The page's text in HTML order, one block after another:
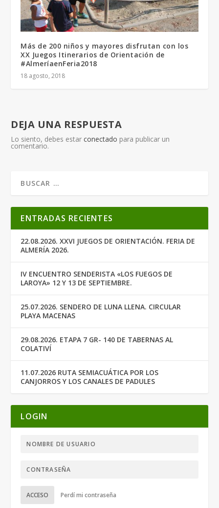
Más de 200 niños y mayores disfrutan con los
XX Juegos Itinerarios de Orientación de
#AlmeríaenFeria2018
18 agosto, 2018
DEJA UNA RESPUESTA
Lo siento, debes estarconectado para publicar un
comentario.
ENTRADAS RECIENTES
22.08.2026. XXVI JUEGOS DE ORIENTACIÓN. FERIA DE
ALMERÍA 2026.
IV ENCUENTRO SENDERISTA «LOS FUEGOS DE
LAROYA» 12 Y 13 DE SEPTIEMBRE.
25.07.2026. SENDERO DE LUNA LLENA. CIRCULAR
PLAYA MACENAS
29.08.2026. ETAPA 7 GR- 140 DE TABERNAS AL
COLATIVÍ
11.07.2026 RUTA SEMIACUÁTICA POR LOS
CANJORROS Y LOS CANALES DE PADULES
LOGIN
ACCESO Perdí mi contraseña